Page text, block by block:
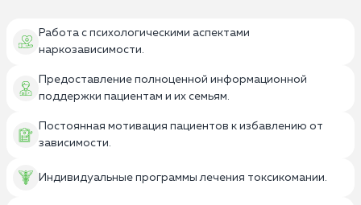
Работа с психологическими аспектами
наркозависимости.
Предоставление полноценной информационной
поддержки пациентам и их семьям.
Постоянная мотивация пациентов к избавлению от
зависимости.
Индивидуальные программы лечения токсикомании.